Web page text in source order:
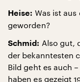
Heise: Was ist
geworden?
Schmid: Also gut,
der bekanntesten
Bild geht es auch
haben es gezeigt